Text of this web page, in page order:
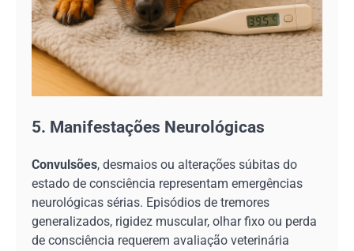
5. Manifestações Neurológicas
Convulsões, desmaios ou alterações súbitas do
estado de consciência representam emergências
neurológicas sérias. Episódios de tremores
generalizados, rigidez muscular, olhar fixo ou perda
de consciência requerem avaliação veterinária